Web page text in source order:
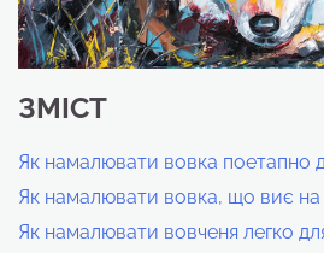
ЗМІСТ
Як намалювати вовка поетапно
Як намалювати вовка, що виє на
Як намалювати вовченя легко